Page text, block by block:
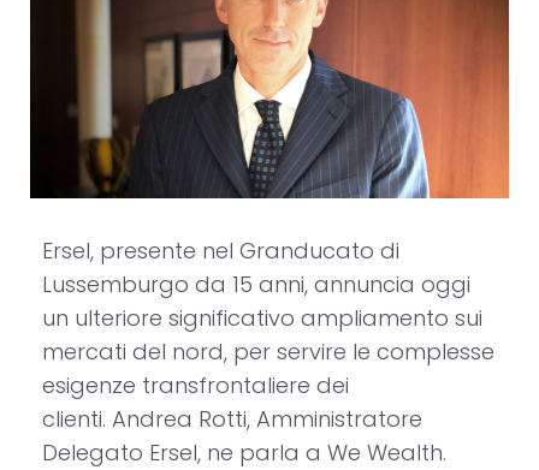
Ersel, presente nel Granducato di
Lussemburgo da 15 anni, annuncia oggi
un ulteriore significativo ampliamento sui
mercati del nord, per servire le complesse
esigenze transfrontaliere dei
clienti. Andrea Rotti, Amministratore
Delegato Ersel, ne parla a We Wealth.